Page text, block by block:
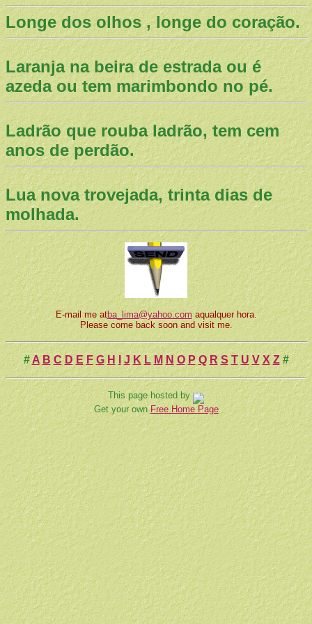
Longe dos olhos , longe do coração.
Laranja na beira de estrada ou é
azeda ou tem marimbondo no pé.
Ladrão que rouba ladrão, tem cem
anos de perdão.
Lua nova trovejada, trinta dias de
molhada.
E-mail me atba_lima@yahoo.comaqualquer hora.
Please come back soon and visit me.
#A B C D E F G H I J K L M N O P Q R S T U V X Z#
This page hosted by
Get your ownFree Home Page